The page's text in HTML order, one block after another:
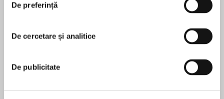
De preferință
De cercetare și analitice
De publicitate
teacher or an engineer, a marketer or a parent—
putting the spotlight on your ideas, insights,
understanding of the science of attention. In
În acest moment nu există recenzii
Ben Parr
Ben Parr is an award-winning journalist,
entrepreneur, investor, and expert on attention.